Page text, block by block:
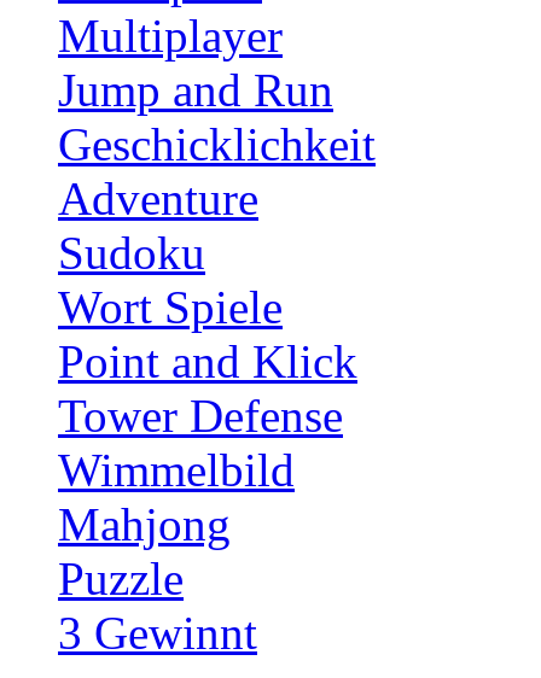
Multiplayer
Jump and Run
Geschicklichkeit
Adventure
Sudoku
Wort Spiele
Point and Klick
Tower Defense
Wimmelbild
Mahjong
Puzzle
3 Gewinnt